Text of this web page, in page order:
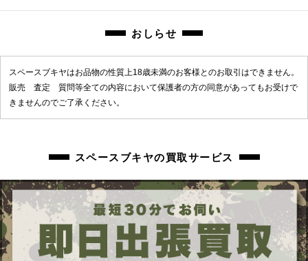
おしらせ
スペースブキヤはお品物の性質上18歳未満のお客様とのお取引はできません。
販売 査定 質問等全ての内容において保護者の方の同意があってもお受けで
きませんのでご了承ください。
スペースブキヤの買取サービス